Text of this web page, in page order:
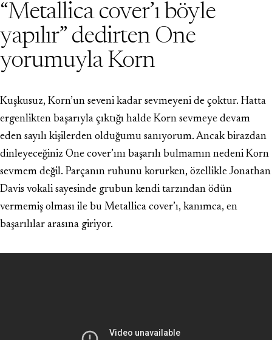
“Metallica cover’ı böyle
yapılır” dedirten One
yorumuyla Korn
Kuşkusuz, Korn’un seveni kadar sevmeyeni de çoktur. Hatta
ergenlikten başarıyla çıktığı halde Korn sevmeye devam
eden sayılı kişilerden olduğumu sanıyorum. Ancak birazdan
dinleyeceğiniz One cover’ını başarılı bulmamın nedeni Korn
sevmem değil. Parçanın ruhunu korurken, özellikle Jonathan
Davis vokali sayesinde grubun kendi tarzından ödün
vermemiş olması ile bu Metallica cover’ı, kanımca, en
başarılılar arasına giriyor.